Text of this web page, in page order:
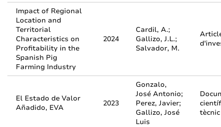
Impact of Regional
Location and
Territorial
Characteristics on
Profitability in the
Spanish Pig
Farming Industry
2024
Cardil, A.;
Gallizo, J.L.;
Salvador, M.
El Estado de Valor
Añadido, EVA
2023
Gonzalo,
José Antonio;
Perez, Javier;
Gallizo, José
Luis
tècnic